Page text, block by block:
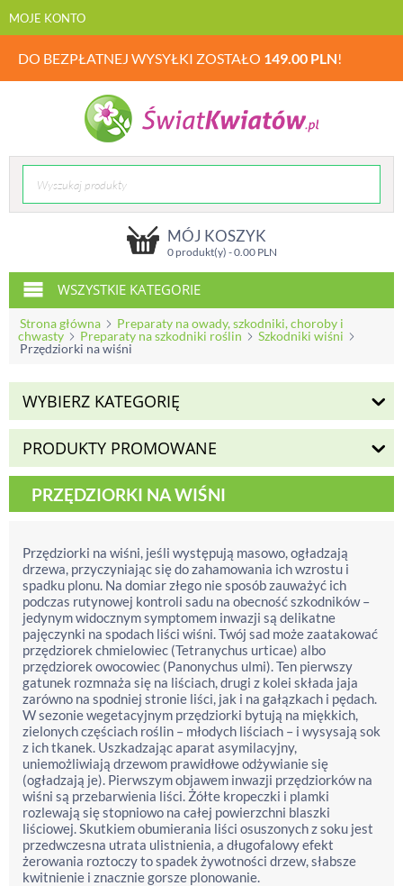
MOJE KONTO
DO BEZPŁATNEJ WYSYŁKI ZOSTAŁO 149.00 PLN!
MÓJ KOSZYK
0 produkt(y) -0.00PLN
WSZYSTKIE KATEGORIE
Strona główna
Preparaty na owady, szkodniki, choroby i
chwasty
Preparaty na szkodniki roślin
Szkodniki wiśni
Przędziorki na wiśni
WYBIERZ KATEGORIĘ
PRODUKTY PROMOWANE
PRZĘDZIORKI NA WIŚNI
Przędziorki na wiśni, jeśli występują masowo, ogładzają
drzewa, przyczyniając się do zahamowania ich wzrostu i
spadku plonu. Na domiar złego nie sposób zauważyć ich
podczas rutynowej kontroli sadu na obecność szkodników –
jedynym widocznym symptomem inwazji są delikatne
pajęczynki na spodach liści wiśni. Twój sad może zaatakować
przędziorek chmielowiec (Tetranychus urticae) albo
przędziorek owocowiec (Panonychus ulmi). Ten pierwszy
gatunek rozmnaża się na liściach, drugi z kolei składa jaja
zarówno na spodniej stronie liści, jak i na gałązkach i pędach.
W sezonie wegetacyjnym przędziorki bytują na miękkich,
zielonych częściach roślin – młodych liściach – i wysysają sok
z ich tkanek. Uszkadzając aparat asymilacyjny,
uniemożliwiają drzewom prawidłowe odżywianie się
(ogładzają je). Pierwszym objawem inwazji przędziorków na
wiśni są przebarwienia liści. Żółte kropeczki i plamki
rozlewają się stopniowo na całej powierzchni blaszki
liściowej. Skutkiem obumierania liści osuszonych z soku jest
przedwczesna utrata ulistnienia, a długofalowy efekt
żerowania roztoczy to spadek żywotności drzew, słabsze
kwitnienie i znacznie gorsze plonowanie.